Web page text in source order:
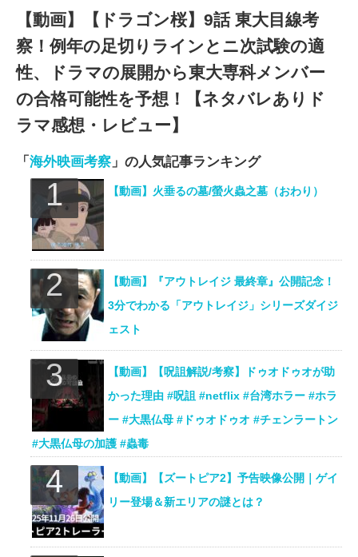
【動画】【ドラゴン桜】9話 東大目線考
察！例年の足切りラインとニ次試験の適
性、ドラマの展開から東大専科メンバー
の合格可能性を予想！【ネタバレありド
ラマ感想・レビュー】
「 海外映画考察 」の人気記事ランキング
【動画】火垂るの墓/螢火蟲之墓（おわり）
【動画】『アウトレイジ 最終章』公開記念！
3分でわかる「アウトレイジ」シリーズダイジ
ェスト
【動画】【呪詛解説/考察】ドゥオドゥオが助
かった理由 #呪詛 #netflix #台湾ホラー #ホラ
ー #大黒仏母 #ドゥオドゥオ #チェンラートン
#大黒仏母の加護 #蟲毒
【動画】【ズートピア2】予告映像公開｜ゲイ
リー登場＆新エリアの謎とは？